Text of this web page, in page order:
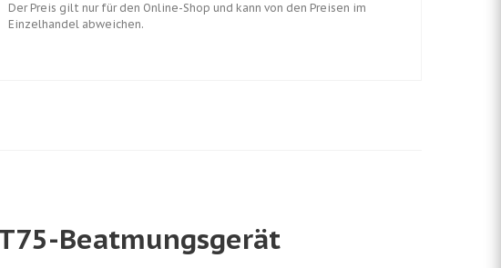
Der Preis gilt nur für den Online-Shop und kann von den Preisen im
Einzelhandel abweichen.
Beatmungsgerät